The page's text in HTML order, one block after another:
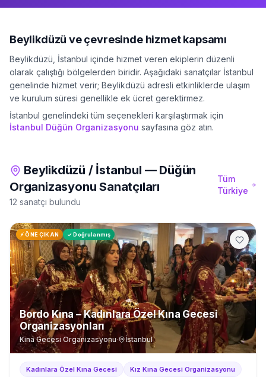
Beylikdüzü ve çevresinde hizmet kapsamı
Beylikdüzü İstanbul içinde hizmet veren ekiplerin düzenli
olarak çalıştığı bölgelerden biridir. Aşağıdaki sanatçılar İstanbul
genelinde hizmet verir; Beylikdüzü adresli etkinliklerde ulaşım
ve kurulum süresi genellikle ek ücret gerektirmez.
İstanbul genelindeki tüm seçenekleri karşılaştırmak için
İstanbul Düğün Organizasyonu sayfasına göz atın.
Beylikdüzü / İstanbul — Düğün
Organizasyonu Sanatçıları
12 sanatçı bulundu
Tüm
Türkiye
⚡ ÖNE ÇIKAN ✓ Doğrulanmış
Bordo Kına – Kadınlara Özel Kına Gecesi
Organizasyonları
Kina Gecesi Organizasyonu· İstanbul
Kadınlara Özel Kına Gecesi
Kız Kına Gecesi Organizasyonu